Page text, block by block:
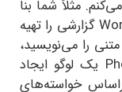
مثلاً شما بنا
گزارشی را تهیه
را می‌نویسید،
یک لوگو ایجاد
خواسته‌های